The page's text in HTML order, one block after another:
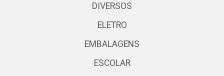
DIVERSOS
ELETRO
EMBALAGENS
ESCOLAR